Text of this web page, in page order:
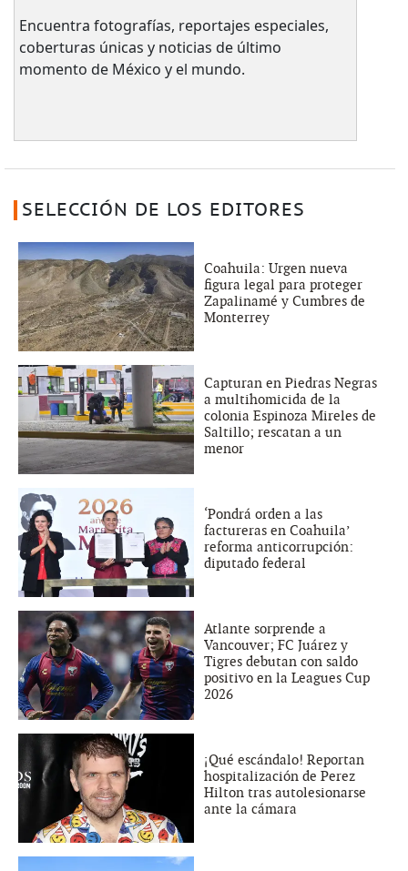
Encuentra fotografías, reportajes especiales,
coberturas únicas y noticias de último
momento de México y el mundo.
SELECCIÓN DE LOS EDITORES
Coahuila: Urgen nueva
figura legal para proteger
Zapalinamé y Cumbres de
Monterrey
Capturan en Piedras Negras
a multihomicida de la
colonia Espinoza Mireles de
Saltillo; rescatan a un
menor
‘Pondrá orden a las
factureras en Coahuila’
reforma anticorrupción:
diputado federal
Atlante sorprende a
Vancouver; FC Juárez y
Tigres debutan con saldo
positivo en la Leagues Cup
2026
¡Qué escándalo! Reportan
hospitalización de Perez
Hilton tras autolesionarse
ante la cámara